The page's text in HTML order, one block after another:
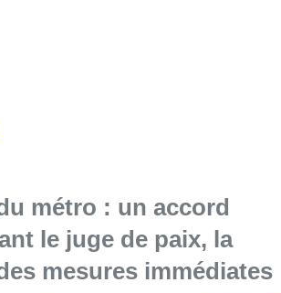
métro : un accord
le juge de paix, la
mesures immédiates